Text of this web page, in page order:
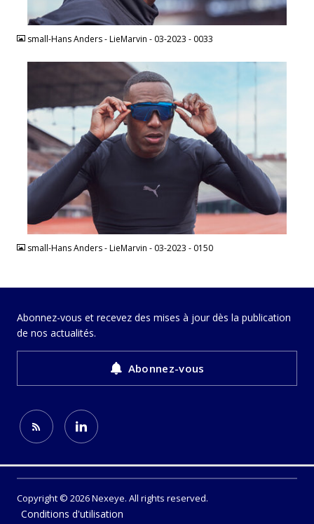
small-Hans Anders - LieMarvin - 03-2023 - 0033
JPEG
small-Hans Anders - LieMarvin - 03-2023 - 0150
Abonnez-vous et recevez des mises à jour dès la publication
de nos actualités.
Abonnez-vous
Copyright © 2026 Nexeye. All rights reserved.
Conditions d'utilisation